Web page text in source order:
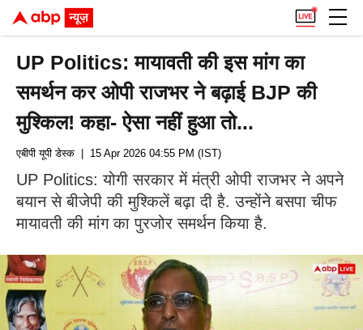
UP Politics: मायावती की इस मांग का
समर्थन कर ओपी राजभर ने बढ़ाई BJP की
मुश्किल! कहा- ऐसा नहीं हुआ तो...
एबीपी यूपी डेस्क | 15 Apr 2026 04:55 PM (IST)
UP Politics: योगी सरकार में मंत्री ओपी राजभर ने अपने
बयान से बीजेपी की मुश्किलें बढ़ा दी है. उन्होंने बसपा चीफ
मायावती की मांग का पुरजोर समर्थन किया है.